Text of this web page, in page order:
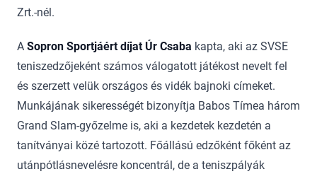
Zrt.-nél.
A Sopron Sportjáért díjat Úr Csaba kapta, aki az SVSE
teniszedzőjeként számos válogatott játékost nevelt fel
és szerzett velük országos és vidék bajnoki címeket.
Munkájának sikerességét bizonyítja Babos Tímea három
Grand Slam-győzelme is, aki a kezdetek kezdetén a
tanítványai közé tartozott. Főállású edzőként főként az
utánpótlásnevelésre koncentrál, de a teniszpályák